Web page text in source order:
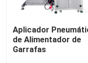
Excursão da fábrica
Controle da
Aplicador
de Alimentador de
Garrafas